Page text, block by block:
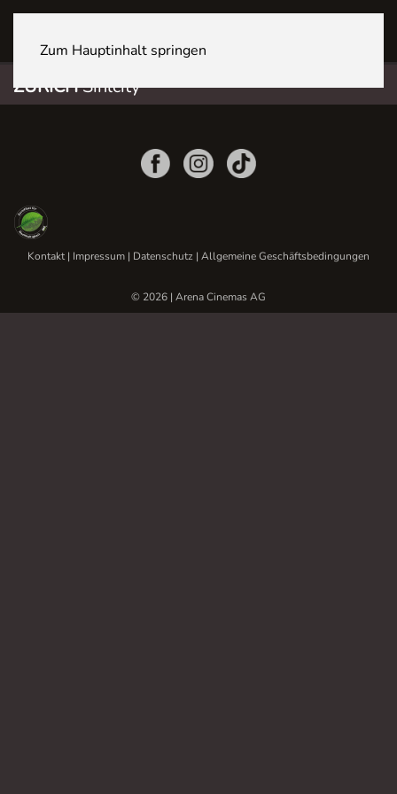
Zum Hauptinhalt springen
ZÜRICHSihlcity
Kontakt| Impressum | Datenschutz | Allgemeine Geschäftsbedingungen
© 2026 | Arena Cinemas AG